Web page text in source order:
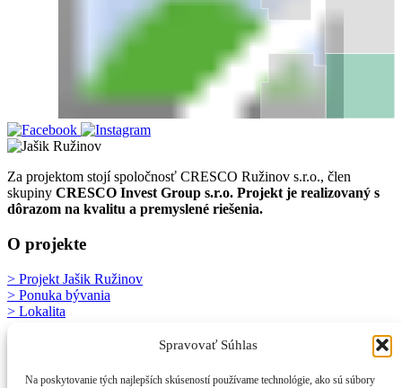
Spravovať Súhlas
Na poskytovanie tých najlepších skúseností používame technológie, ako sú súbory
Za projektom stojí spoločnosť CRESCO Ružinov s.r.o., člen
skupiny CRESCO Invest Group s.r.o. Projekt je realizovaný s
dôrazom na kvalitu a premyslené riešenia.
O projekte
> Projekt Jašik Ružinov
> Ponuka bývania
> Lokalita
Ing. Nina Ágh